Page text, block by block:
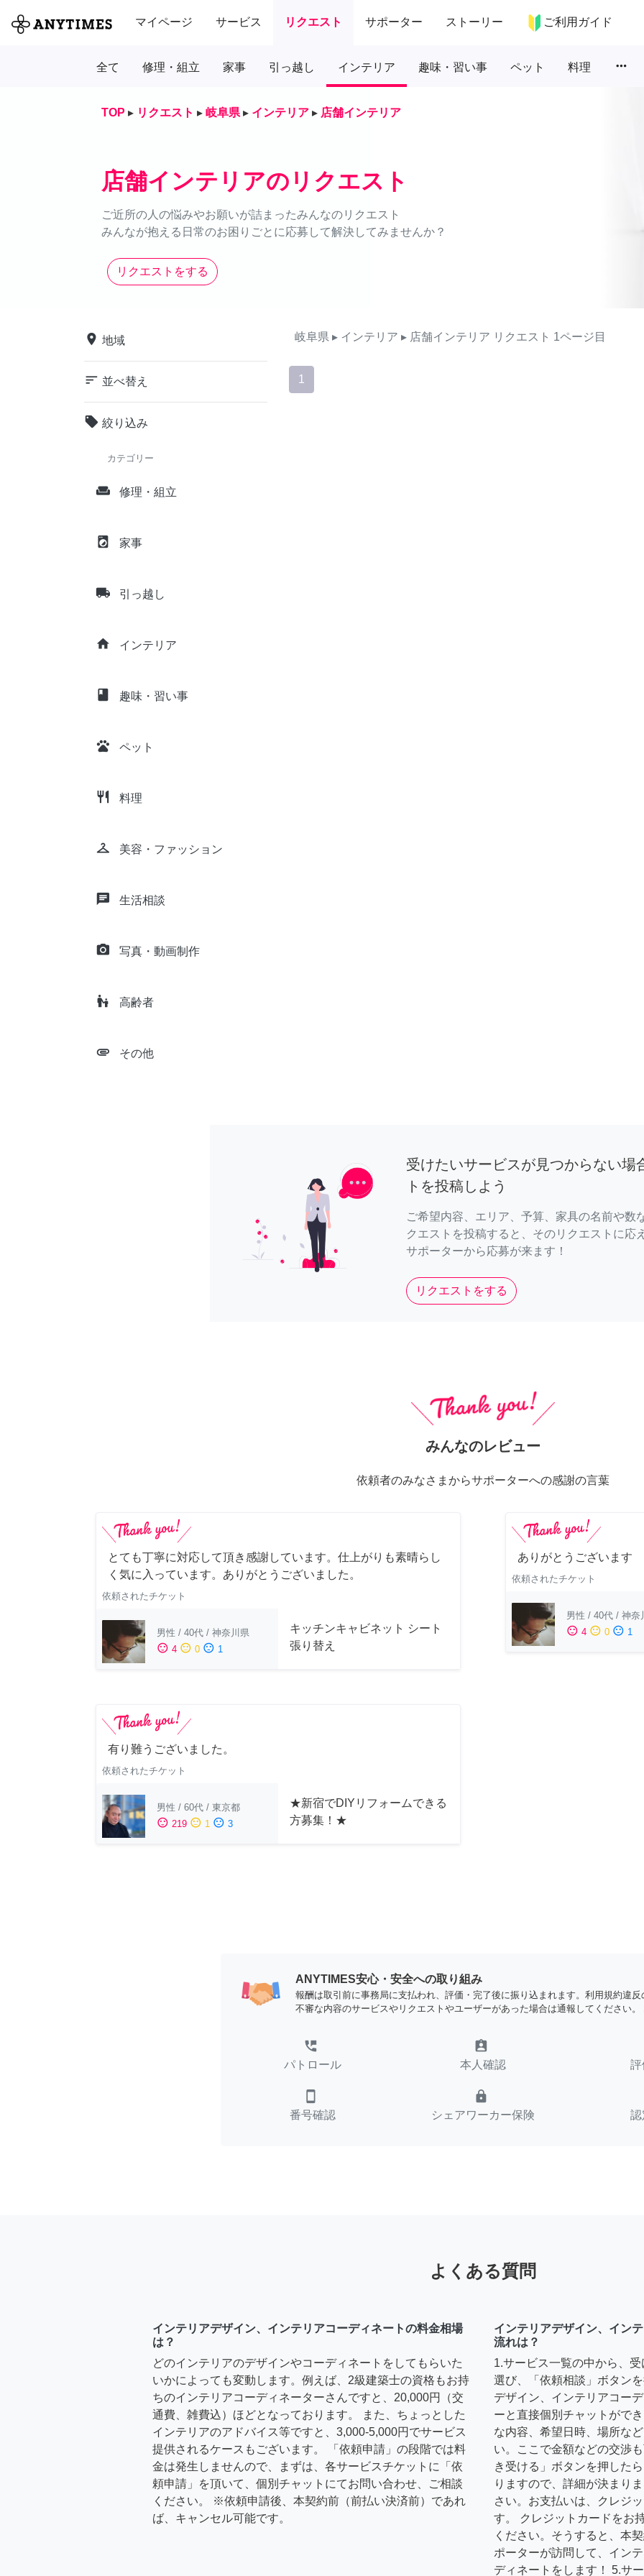
マイページ サービス リクエスト サポーター ストーリー ご利用ガイド
全て 修理・組立 家事 引っ越し インテリア 趣味・習い事 ペット 料理 more_horiz
TOP ▸ リクエスト ▸ 岐阜県 ▸ インテリア ▸ 店舗インテリア
店舗インテリアのリクエスト
ご近所の人の悩みやお願いが詰まったみんなのリクエスト
みんなが抱える日常のお困りごとに応募して解決してみませんか？
リクエストをする
place 地域
sort 並べ替え
local_offer 絞り込み
カテゴリー
weekend 修理・組立
local_laundry_service 家事
local_shipping 引っ越し
home インテリア
class 趣味・習い事
pets ペット
restaurant 料理
checkroom 美容・ファッション
chat 生活相談
camera_alt 写真・動画制作
escalator_warning 高齢者
attachment その他
岐阜県 ▸ インテリア ▸ 店舗インテリア リクエスト 1ページ目
1
受けたいサービスが見つからない場
トを投稿しよう
ご希望内容、エリア、予算、家具の名前や数
クエストを投稿すると、そのリクエストに応
サポーターから応募が来ます！
リクエストをする
みんなのレビュー
依頼者のみなさまからサポーターへの感謝の言葉
とても丁寧に対応して頂き感謝しています。仕上がりも素晴らし
く気に入っています。ありがとうございました。
依頼されたチケット
男性 / 40代 / 神奈川県
sentiment_satisfied 4 sentiment_neutral 0 sentiment_dissatisfied 1
キッチンキャビネット シート
張り替え
ありがとうございます
依頼されたチケット
男性 / 40代 / 神奈
sentiment_satisfied 4 sentiment_neutral 0 sentiment_dissatisfied 1
有り難うございました。
依頼されたチケット
男性 / 60代 / 東京都
sentiment_satisfied 219 sentiment_neutral 1 sentiment_dissatisfied 3
★新宿でDIYリフォームできる
方募集！★
ANYTIMES安心・安全への取り組み
報酬は取引前に事務局に支払われ、評価・完了後に振り込まれます。利用規約違反
不審な内容のサービスやリクエストやユーザーがあった場合は通報してください。
perm_phone_msg
パトロール
assignment_ind
本人確認
smartphone
番号確認
lock
シェアワーカー保険
よくある質問
インテリアデザイン、インテリアコーディネートの料金相場
は？
どのインテリアのデザインやコーディネートをしてもらいた
いかによっても変動します。例えば、2級建築士の資格もお持
ちのインテリアコーディネーターさんですと、20,000円（交
通費、雑費込）ほどとなっております。 また、ちょっとした
インテリアのアドバイス等ですと、3,000-5,000円でサービス
提供されるケースもございます。 「依頼申請」の段階では料
金は発生しませんので、まずは、各サービスチケットに「依
頼申請」を頂いて、個別チャットにてお問い合わせ、ご相談
ください。 ※依頼申請後、本契約前（前払い決済前）であれ
ば、キャンセル可能です。
インテリアデザイン、イン
流れは？
1.サービス一覧の中から、
選び、「依頼相談」ボタン
デザイン、インテリアコー
ーと直接個別チャットがで
な内容、希望日時、場所な
い。ここで金額などの交渉
き受ける」ボタンを押した
りますので、詳細が決まり
さい。お支払いは、クレジ
す。 クレジットカードをお
ください。そうすると、本
ポーターが訪問して、イン
ディネートをします！ 5.サ